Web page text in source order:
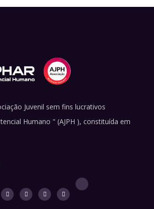
Juvenil sem fins lucrativos
Humano " (AJPH ), constituída em